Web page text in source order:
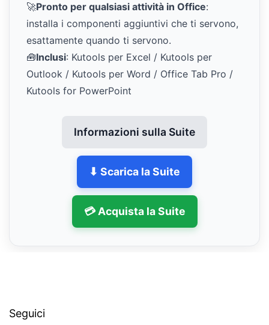
🚀Pronto per qualsiasi attività in Office:
installa i componenti aggiuntivi che ti servono,
esattamente quando ti servono.
🧰Inclusi: Kutools per Excel / Kutools per
Outlook / Kutools per Word / Office Tab Pro /
Kutools for PowerPoint
Informazioni sulla Suite
⬇ Scarica la Suite
💳 Acquista la Suite
Seguici